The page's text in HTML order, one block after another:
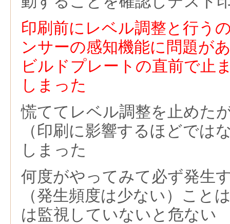
印刷前にレベル調整と行う
ンサーの感知機能に問題が
ビルドプレートの直前で止
しまった
慌ててレベル調整を止めた
（印刷に影響するほどでは
しまった
何度がやってみて必ず発生
（発生頻度は少ない）こと
は監視していないと危ない